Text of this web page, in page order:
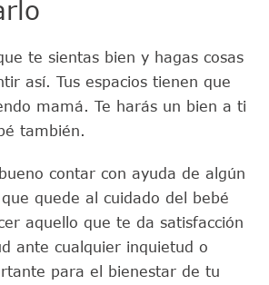
te sientas bien y hagas cosas
así. Tus espacios tienen que
mamá. Te harás un bien a ti
también.
contar con ayuda de algún
quede al cuidado del bebé
aquello que te da satisfacción
ante cualquier inquietud o
para el bienestar de tu